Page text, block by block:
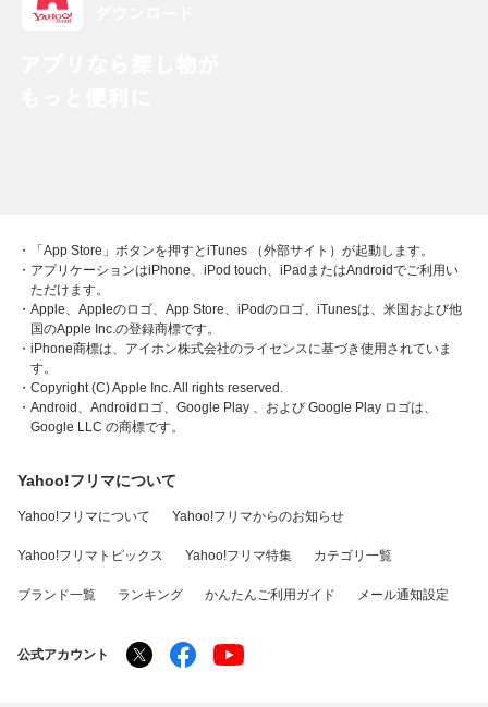
・「App Store」ボタンを押すとiTunes （外部サイト）が起動します。
・アプリケーションはiPhone、iPod touch、iPadまたはAndroidでご利用い
ただけます。
・Apple、Appleのロゴ、App Store、iPodのロゴ、iTunesは、米国および他
国のApple Inc.の登録商標です。
・iPhone商標は、アイホン株式会社のライセンスに基づき使用されていま
す。
・Copyright (C) Apple Inc. All rights reserved.
・Android、Androidロゴ、Google Play 、および Google Play ロゴは、
Google LLC の商標です。
Yahoo!フリマについて
Yahoo!フリマについて Yahoo!フリマからのお知らせ
Yahoo!フリマトピックス Yahoo!フリマ特集 カテゴリ一覧
ブランド一覧 ランキング かんたんご利用ガイド メール通知設定
公式アカウント